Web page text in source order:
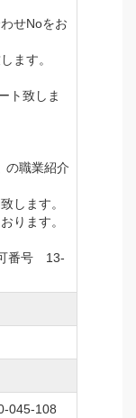
せNoをお
ます。
ト致しま
の職業紹介
します。
ります。
番号 13-
045-108